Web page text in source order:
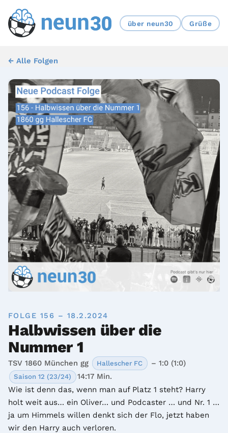
über neun30 Grüße
← Alle Folgen
FOLGE 156 – 18.2.2024
Halbwissen über die
Nummer 1
TSV 1860 München gg Hallescher FC – 1:0 (1:0)
Saison 12 (23/24)
14:17 Min.
Wie ist denn das, wenn man auf Platz 1 steht? Harry
holt weit aus… ein Oliver… und Podcaster … und Nr. 1 …
ja um Himmels willen denkt sich der Flo, jetzt haben
wir den Harry auch verloren.